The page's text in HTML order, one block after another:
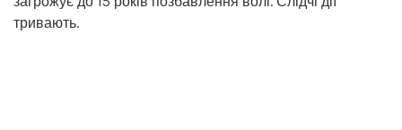
тривають.